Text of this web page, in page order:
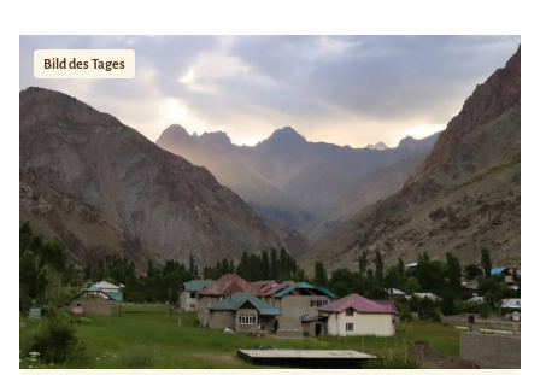
Bild des Tages